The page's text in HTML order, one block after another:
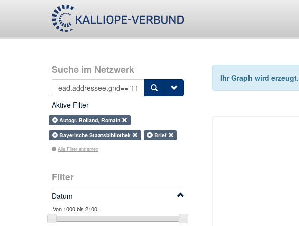
Suche im Netzwerk
Aktive Filter
Autogr. Rolland, Romain
Bayerische Staatsbibliothek
Brief
Alle Filter entfernen
Filter
Datum
Ihr Graph wird erzeugt.